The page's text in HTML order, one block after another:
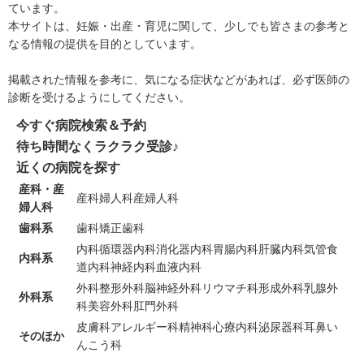
ています。
本サイトは、妊娠・出産・育児に関して、少しでも皆さまの参考と
なる情報の提供を目的としています。
掲載された情報を参考に、気になる症状などがあれば、必ず医師の
診断を受けるようにしてください。
今すぐ病院検索＆予約
待ち時間なくラクラク受診♪
近くの病院を探す
産科・産
婦人科
産科婦人科産婦人科
歯科系 歯科矯正歯科
内科系
内科循環器内科消化器内科胃腸内科肝臓内科気管食
道内科神経内科血液内科
外科系
外科整形外科脳神経外科リウマチ科形成外科乳腺外
科美容外科肛門外科
そのほか
皮膚科アレルギー科精神科心療内科泌尿器科耳鼻い
んこう科